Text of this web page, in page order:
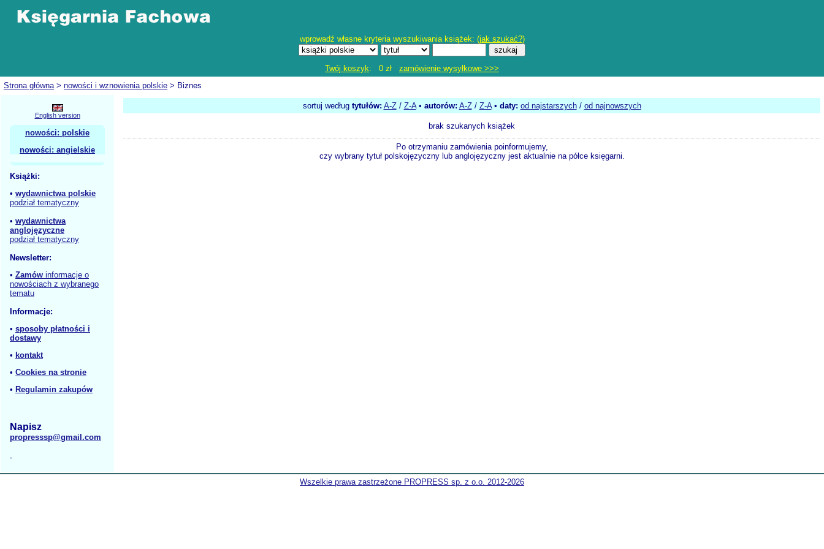
wprowadź własne kryteria wyszukiwania książek: (jak szukać?)
Twój koszyk: 0 zł zamówienie wysyłkowe >>>
Strona główna> nowości i wznowienia polskie > Biznes
English version
nowości: polskie
nowości: angielskie
Książki:
• wydawnictwa polskie
podział tematyczny
• wydawnictwa
anglojęzyczne
podział tematyczny
Newsletter:
• Zamów informacje o
nowościach z wybranego
tematu
Informacje:
• sposoby płatności i
dostawy
• kontakt
• Cookies na stronie
• Regulamin zakupów
Napisz
propresssp@gmail.com
sortuj według tytułów: A-Z/ Z-A• autorów: A-Z/ Z-A• daty: od najstarszych/ od najnowszych
brak szukanych książek
Po otrzymaniu zamówienia poinformujemy,
czy wybrany tytuł polskojęzyczny lub anglojęzyczny jest aktualnie na półce księgarni.
Wszelkie prawa zastrzeżone PROPRESS sp. z o.o. 2012-2026